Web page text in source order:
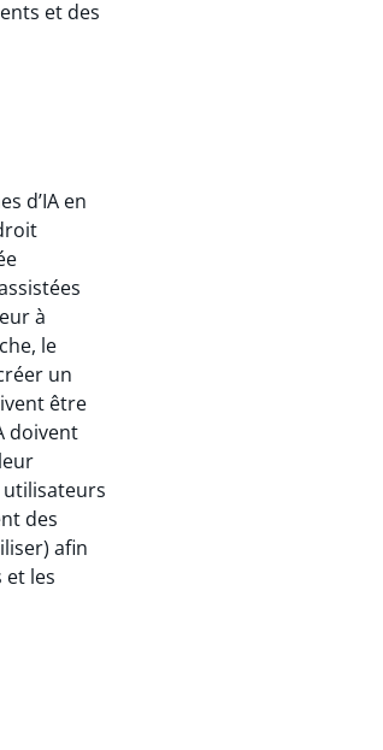
et des
d’IA en
à
le
un
être
doivent
des
afin
les